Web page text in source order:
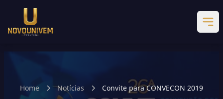
Home Notícias Convite para CONVECON 2019